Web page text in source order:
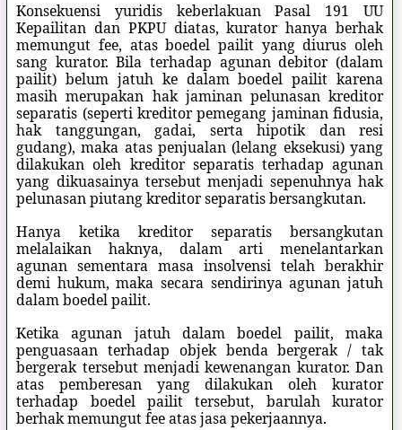
Konsekuensi yuridis keberlakuan Pasal 191 UU
Kepailitan dan PKPU diatas, kurator hanya berhak
memungut fee, atas boedel pailit yang diurus oleh
sang kurator. Bila terhadap agunan debitor (dalam
pailit) belum jatuh ke dalam boedel pailit karena
masih merupakan hak jaminan pelunasan kreditor
separatis (seperti kreditor pemegang jaminan fidusia,
hak tanggungan, gadai, serta hipotik dan resi
gudang), maka atas penjualan (lelang eksekusi) yang
dilakukan oleh kreditor separatis terhadap agunan
yang dikuasainya tersebut menjadi sepenuhnya hak
pelunasan piutang kreditor separatis bersangkutan.
Hanya ketika kreditor separatis bersangkutan
melalaikan haknya, dalam arti menelantarkan
agunan sementara masa insolvensi telah berakhir
demi hukum, maka secara sendirinya agunan jatuh
dalam boedel pailit.
Ketika agunan jatuh dalam boedel pailit, maka
penguasaan terhadap objek benda bergerak / tak
bergerak tersebut menjadi kewenangan kurator. Dan
atas pemberesan yang dilakukan oleh kurator
terhadap boedel pailit tersebut, barulah kurator
berhak memungut fee atas jasa pekerjaannya.